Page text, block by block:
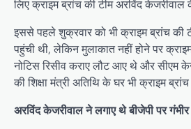
लिए क्राइम ब्रांच की टीम अरविंद
इससे पहले शुक्रवार को भी क्राइम ब्रांच की
पहुंची थी, लेकिन मुलाकात नहीं होने पर
नोटिस रिसीव कराए लौट आए थे और सीएम
की शिक्षा मंत्री अतिथि के घर भी क्राइम
अरविंद केजरीवाल ने लगाए थे बीजेपी पर